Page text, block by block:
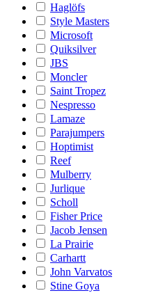
Haglöfs
Style Masters
Microsoft
Quiksilver
JBS
Moncler
Saint Tropez
Nespresso
Lamaze
Parajumpers
Hoptimist
Reef
Mulberry
Jurlique
Scholl
Fisher Price
Jacob Jensen
La Prairie
Carhartt
John Varvatos
Stine Goya